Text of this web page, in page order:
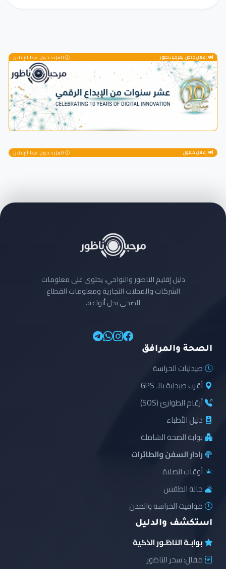
إعلان خاص بمرحباناظور المزيد حول هذا الإعلان
إعلان ممول المزيد حول هذا الإعلان
دليل إقليم الناظور والنواحي، يحتوي على معلومات
الشركات والمحلات التجارية ومعلومات القطاع
الصحي بجل أنواعه.
الصحة والمرافق
صيدليات الحراسة
أقرب صيدلية بالـ GPS
أرقام الطوارئ (SOS)
دليل الأطباء
بوابة الصحة الشاملة
رادار السفن والطائرات
أوقات الصلاة
حالة الطقس
مواقيت الحراسة والمدن
استكشف والدليل
بوابـة الناظـور الذكية
مقال: سحر الناظور